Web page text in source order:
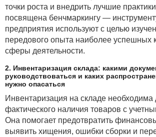
такие расходы признаются в
в составе расходов того отчетного
в котором они были произведены.
На основании вышеперечисленных норм
законодательством не определен
страховых взносов в состав расходов
можем сделать вывод, что страхователь
в бухгалтерском учете может расходы
добровольного страхования (уплату
точки роста и внедрить лучшие
посвящена бенчмаркингу —
предприятия используют с целью
передового опыта наиболее успешных
сферы деятельности.
2. Инвентаризация склада: какими
руководствоваться и каких
нужно опасаться
Инвентаризация на складе необходима
фактического наличия товаров с
Она помогает предотвратить
выявить хищения, ошибки сборки и